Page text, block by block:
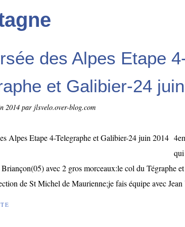
des Alpes Etape
et Galibier-24
2014 par jlsvelo.over-blog.com
avec 2 gros morceaux:le col du Tégraphe
de St Michel de Maurienne;je fais équipe avec